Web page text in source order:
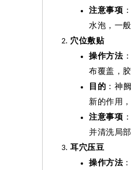
注意事项
水泡，一
穴位敷贴
操作方法
布覆盖，
目的 ：神
新的作用
注意事项
并清洗局
耳穴压豆
操作方法